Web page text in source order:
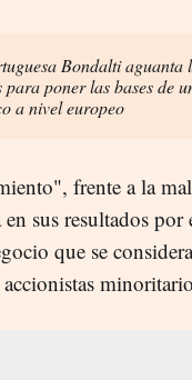
Bondalti aguanta
para poner las bases de
a nivel europeo
frente a la
sus resultados por
que se